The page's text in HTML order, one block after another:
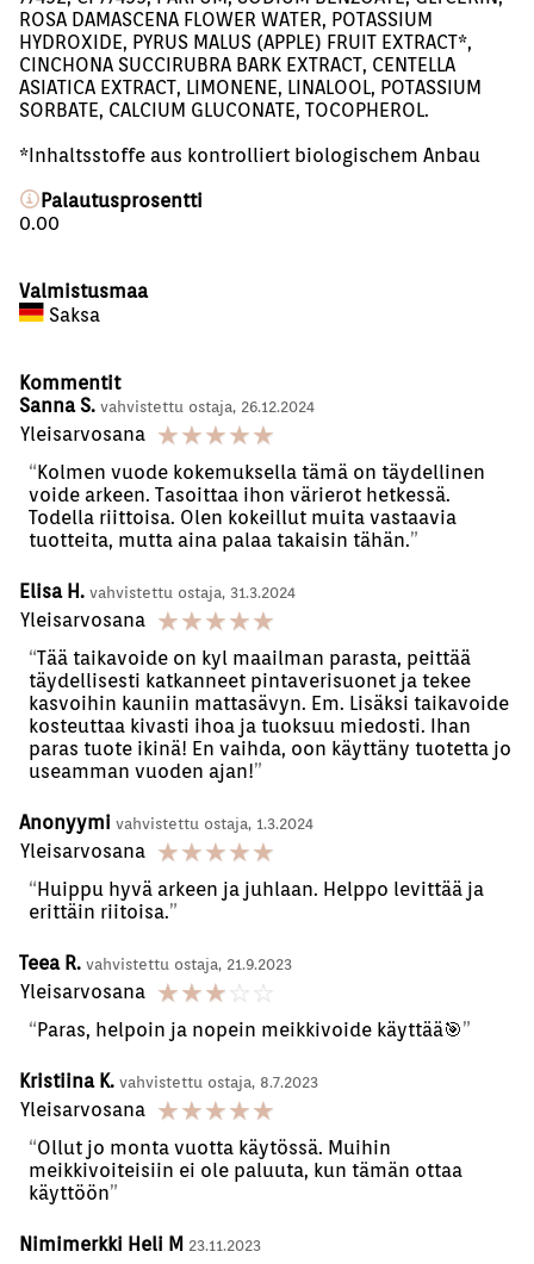
ROSA DAMASCENA FLOWER WATER, POTASSIUM
HYDROXIDE, PYRUS MALUS (APPLE) FRUIT EXTRACT*,
CINCHONA SUCCIRUBRA BARK EXTRACT, CENTELLA
ASIATICA EXTRACT, LIMONENE, LINALOOL, POTASSIUM
SORBATE, CALCIUM GLUCONATE, TOCOPHEROL.
*Inhaltsstoffe aus kontrolliert biologischem Anbau
Palautusprosentti
0.00
Valmistusmaa
Saksa
Kommentit
Sanna S. vahvistettu ostaja, 26.12.2024
Yleisarvosana ☆☆☆☆☆
Kolmen vuode kokemuksella tämä on täydellinen
voide arkeen. Tasoittaa ihon värierot hetkessä.
Todella riittoisa. Olen kokeillut muita vastaavia
tuotteita, mutta aina palaa takaisin tähän.
Elisa H. vahvistettu ostaja, 31.3.2024
Yleisarvosana ☆☆☆☆☆
Tää taikavoide on kyl maailman parasta, peittää
täydellisesti katkanneet pintaverisuonet ja tekee
kasvoihin kauniin mattasävyn. Em. Lisäksi taikavoide
kosteuttaa kivasti ihoa ja tuoksuu miedosti. Ihan
paras tuote ikinä! En vaihda, oon käyttäny tuotetta jo
useamman vuoden ajan!
Anonyymi vahvistettu ostaja, 1.3.2024
Yleisarvosana ☆☆☆☆☆
Huippu hyvä arkeen ja juhlaan. Helppo levittää ja
erittäin riitoisa.
Teea R. vahvistettu ostaja, 21.9.2023
Yleisarvosana ☆☆☆☆ ☆
Paras, helpoin ja nopein meikkivoide käyttää🎯
Kristiina K. vahvistettu ostaja, 8.7.2023
Yleisarvosana ☆☆☆☆☆
Ollut jo monta vuotta käytössä. Muihin
meikkivoiteisiin ei ole paluuta, kun tämän ottaa
käyttöön
Nimimerkki Heli M 23.11.2023